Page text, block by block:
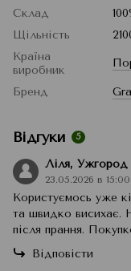
Склад
Щільність
Країна
виробник
Бренд
Відгуки 5
Ліля, Ужгород
23.05.2026 в 15:00
Користуємось уже
та швидко висихає.
після прання.
Відповісти